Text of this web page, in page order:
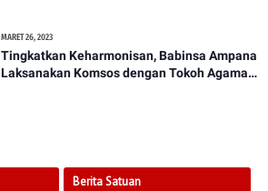
MARET 26, 2023
Tingkatkan Keharmonisan, Babinsa Ampana
Laksanakan Komsos dengan Tokoh Agama
Berita Satuan